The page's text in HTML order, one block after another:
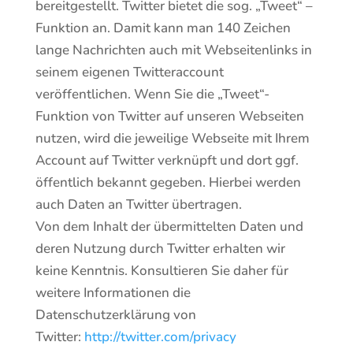
bereitgestellt. Twitter bietet die sog. „Tweet“ –
Funktion an. Damit kann man 140 Zeichen
lange Nachrichten auch mit Webseitenlinks in
seinem eigenen Twitteraccount
veröffentlichen. Wenn Sie die „Tweet“-
Funktion von Twitter auf unseren Webseiten
nutzen, wird die jeweilige Webseite mit Ihrem
Account auf Twitter verknüpft und dort ggf.
öffentlich bekannt gegeben. Hierbei werden
auch Daten an Twitter übertragen.
Von dem Inhalt der übermittelten Daten und
deren Nutzung durch Twitter erhalten wir
keine Kenntnis. Konsultieren Sie daher für
weitere Informationen die
Datenschutzerklärung von
Twitter: http://twitter.com/privacy